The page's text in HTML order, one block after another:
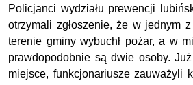
Policjanci wydziału prewencji
otrzymali zgłoszenie, że w jednym
terenie gminy wybuchł pożar, a w
prawdopodobnie są dwie osoby.
miejsce, funkcjonariusze zauważyli